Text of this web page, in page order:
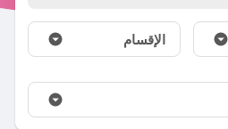
الإقسام